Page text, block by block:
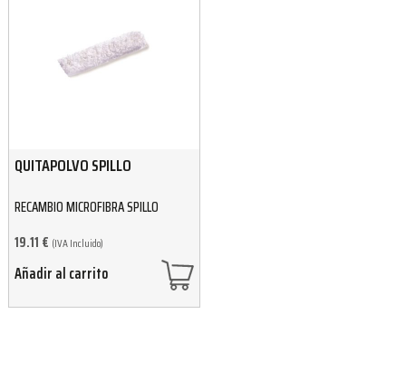
QUITAPOLVO SPILLO
RECAMBIO MICROFIBRA SPILLO
19.11 € (IVA Incluido)
Añadir al carrito